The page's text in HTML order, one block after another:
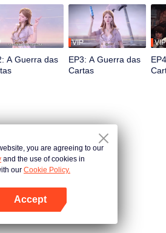
Abra o programa
de energia (cartão).
A Guerra das
VIP
EP3: A Guerra das
Cartas
VIP
Escolhido
you are agreeing to our
and the use of cookies in
our Cookie Policy.
Accept